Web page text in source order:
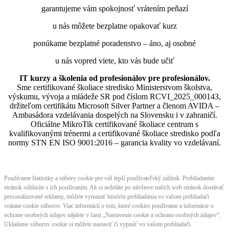
garantujeme vám spokojnosť vrátením peňazí
u nás môžete bezplatne opakovať kurz
ponúkame bezplatné poradenstvo – áno, aj osobné
u nás vopred viete, kto vás bude učiť
IT kurzy a školenia od profesionálov pre profesionálov.
Sme certifikované školiace stredisko Ministerstvom školstva,
výskumu, vývoja a mládeže SR pod číslom RCVI_2025_000143,
držiteľom certifikátu Microsoft Silver Partner a členom AVIDA –
Ambasádora vzdelávania dospelých na Slovensku i v zahraničí.​​​​​​​​​​​​​​​​
Oficiálne MikroTik certifikované školiace centrum s
kvalifikovanými trénermi ​​​​​​​​​​a certifikované školiace stredisko podľa
normy STN EN ISO 9001:2016 – garancia kvality vo vzdelávaní.
Používame štatistiky a súbory cookie pre váš lepší používateľský zážitok. Prehliadaním
stránok súhlasíte s ich používaním. Ak si neželáte po návšteve našich web stránok dostávať
personalizované reklamy, môžete vymazať históriu prehliadania vo vašom prehliadači
vrátane cookie súborov. Viac informácií o tom, ktoré cookies používame a informácie o
ochrane osobných údajov nájdete v časti „Nastavenie cookie a ochrana osobných údajov“.
Ukladanie súborov cookie si môžete nastaviť či vypnúť vo vašom prehliadači.